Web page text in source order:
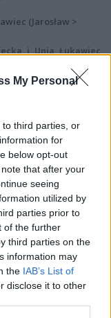
My Personal
third parties, or
for
below opt-out
that after your
seeing
utilized by
parties prior to
of the further
third parties on the
information may
the IAB’s List of
disclose it to other
(Jarosław >
i Unia Łukawiec
kibiców i pasjonatów
danych z pewnością
Łukawiec
oficjalny wynik
Jarosław > Klasa B
składy wyjściowe,
bramek. Informacje te